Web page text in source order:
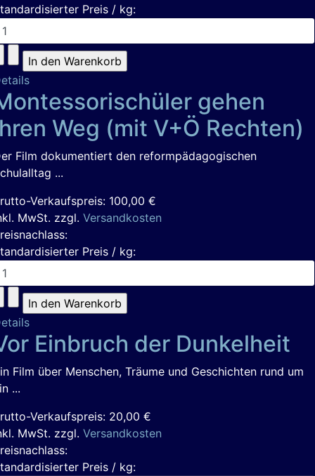
Preis / kg:
gehen
Weg (mit V+Ö Rechten)
Film dokumentiert den reformpädagogischen
...
Verkaufspreis: 100,00 €
MwSt. zzgl. Versandkosten
Preis / kg:
Einbruch der Dunkelheit
Film über Menschen, Träume und Geschichten rund um
...
Verkaufspreis: 20,00 €
MwSt. zzgl. Versandkosten
Preis / kg: